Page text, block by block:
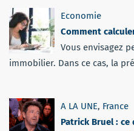
Economie
Comment
Vous envisagez
immobilier. Dans ce cas, la
A LA UNE, France
Patrick Bruel :